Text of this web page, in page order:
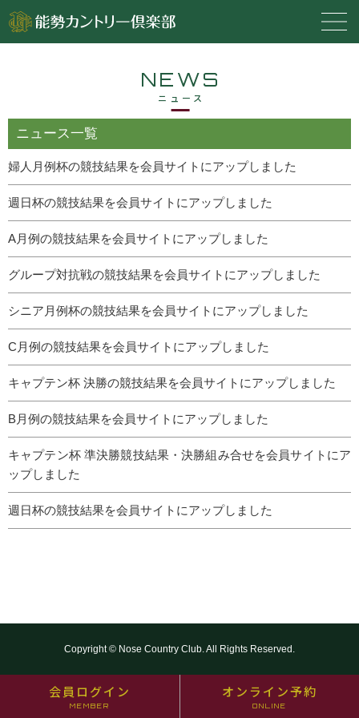
会員ログイン
MEMBER
オンライン予約
ONLINE
NEWS
ニュース
ニュース一覧
婦人月例杯の競技結果を会員サイトにアップしました
週日杯の競技結果を会員サイトにアップしました
A月例の競技結果を会員サイトにアップしました
グループ対抗戦の競技結果を会員サイトにアップしました
シニア月例杯の競技結果を会員サイトにアップしました
C月例の競技結果を会員サイトにアップしました
キャプテン杯 決勝の競技結果を会員サイトにアップしました
B月例の競技結果を会員サイトにアップしました
キャプテン杯 準決勝競技結果・決勝組み合せを会員サイトにア
ップしました
週日杯の競技結果を会員サイトにアップしました
Copyright © Nose Country Club. All Rights Reserved.